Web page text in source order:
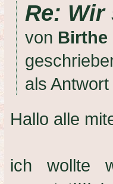
Re: Wir
von Birthe
als
Hallo alle
ich wollte